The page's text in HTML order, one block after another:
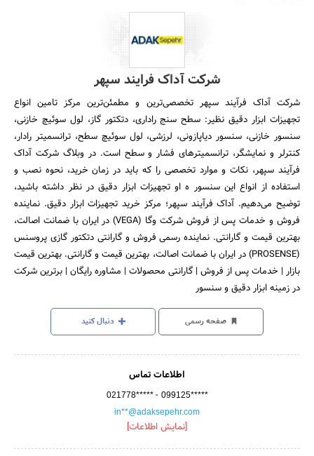
شرکت آداک فرایند سپهر
شرکت آداک فرآیند سپهر تخصصی‌ترین و مطمئن‌ترین مرکز تامین انواع
تجهیزات ابزار دقیق نظیر: سطح سنج راداری، دتکتور گاز، لول سوئیچ خازنی،
سنسور خازنی، سنسور دیاپازونی، لرزشی، لول سوئیچ سطح، ترانسمیتر رادار،
کنترلر و نمایشگر، ترانسمیترهای فشار و سطح است. در وبلاگ‌ شرکت آداک
فرآیند سپهر، نکات و موارد تخصصی را که باید در زمان خرید، نحوه نصب و
استفاده از انواع این سنسور ه او تجهیزات ابزار دقیق در نظر داشته باشید،
توضیح می‌دهیم. آداک فرآیند سپهر؛ مرکز خرید تجهیزات ابزار دقیق. نماینده
فروش و خدمات پس از فروش شرکت وگا (VEGA) در ایران با ضمانت اصالت،
بهترین قیمت و گارانتی. نماینده رسمی فروش و گارانتی دتکتور گازی پروسنس
(PROSENSE) در ایران با ضمانت اصالت، بهترین قیمت و گارانتی. بهترین قیمت
بازار | خدمات پس از فروش | گارانتی محصولات | مشاوره رایگان | برترین شرکت
در زمینه ابزار دقیق و سنسور
صفحه رسمی دنبال کنید
اطلاعات تماس
021778***** - 099125*****
in**@adaksepehr.com
[نمایش اطلاعات]